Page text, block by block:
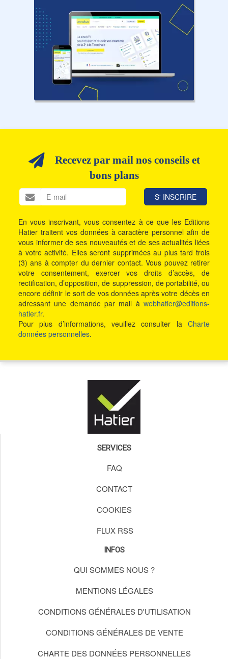
Recevez par mail nos conseils et
bons plans
En vous inscrivant, vous consentez à ce que les Editions
Hatier traitent vos données à caractère personnel afin de
vous informer de ses nouveautés et de ses actualités liées
à votre activité. Elles seront supprimées au plus tard trois
(3) ans à compter du dernier contact. Vous pouvez retirer
votre consentement, exercer vos droits d’accès, de
rectification, d’opposition, de suppression, de portabilité, ou
encore définir le sort de vos données après votre décès en
adressant une demande par mail à webhatier@editions-
hatier.fr.
Pour plus d’informations, veuillez consulter la Charte
données personnelles.
SERVICES
FAQ
CONTACT
COOKIES
FLUX RSS
INFOS
QUI SOMMES NOUS ?
MENTIONS LÉGALES
CONDITIONS GÉNÉRALES D'UTILISATION
CONDITIONS GÉNÉRALES DE VENTE
CHARTE DES DONNÉES PERSONNELLES